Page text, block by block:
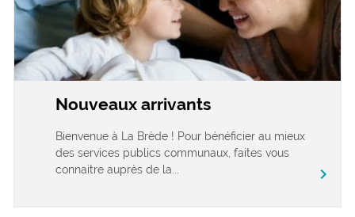
Nouveaux arrivants
Bienvenue à La Brède ! Pour bénéficier au mieux
des services publics communaux, faites vous
connaitre auprès de la...
chevron_right